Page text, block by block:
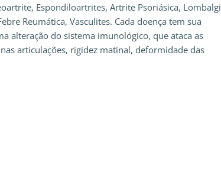
Espondiloartrites, Artrite Psoriásica,
Reumática, Vasculites. Cada doença tem sua
alteração do sistema imunológico, que ataca as
articulações, rigidez matinal, deformidade das